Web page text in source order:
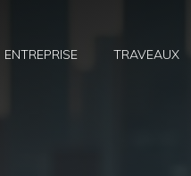
ENTREPRISE TRAVEAUX